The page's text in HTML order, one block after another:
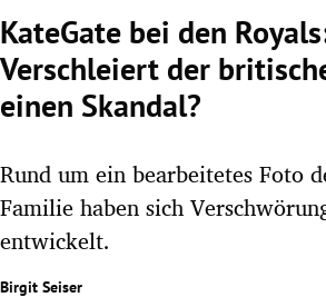
Untermenü
KateGate bei den
Verschleiert der
einen Skandal?
Rund um ein bearbeitetes Foto
Familie haben sich
entwickelt.
Birgit Seiser